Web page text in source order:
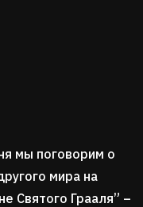
мы поговорим о
мира на
Святого Грааля” –